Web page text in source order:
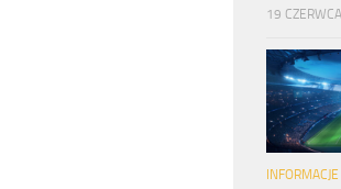
19
INFORMACJE